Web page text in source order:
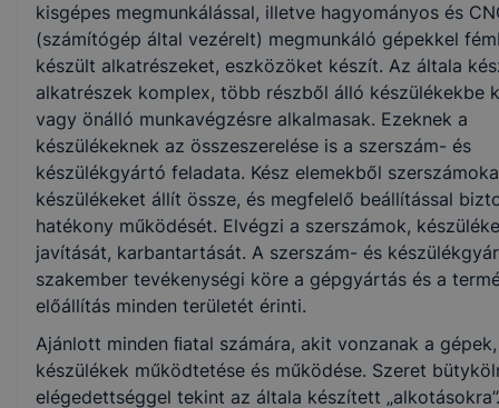
KKK/PTT
KKK letöltése (pdf)
PTT letöltése (pdf)
Okleveles technikusképzés
Nem
kisgépes megmunkálással, illetve hagyományos és
(számítógép által vezérelt) megmunkáló gépekkel
készült alkatrészeket, eszközöket készít. Az általa
alkatrészek komplex, több részből álló készülékekbe
vagy önálló munkavégzésre alkalmasak. Ezeknek a
készülékeknek az összeszerelése is a szerszám- és
készülékgyártó feladata. Kész elemekből
készülékeket állít össze, és megfelelő beállítással
hatékony működését. Elvégzi a szerszámok,
javítását, karbantartását. A szerszám- és
szakember tevékenységi köre a gépgyártás és a
előállítás minden területét érinti.
Ajánlott minden ﬁatal számára, akit vonzanak a gépek,
készülékek működtetése és működése. Szeret
elégedettséggel tekint az általa készített „alkotásokra”.